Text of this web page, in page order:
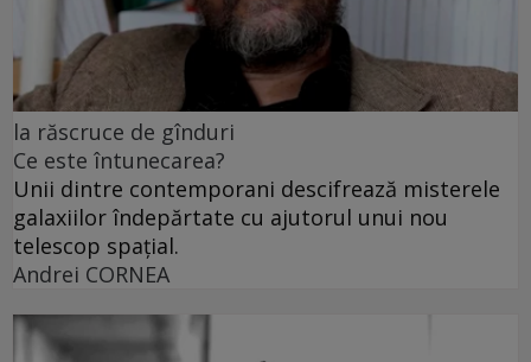
la răscruce de gînduri
Ce este întunecarea?
Unii dintre contemporani descifrează misterele
galaxiilor îndepărtate cu ajutorul unui nou
telescop spațial.
Andrei CORNEA